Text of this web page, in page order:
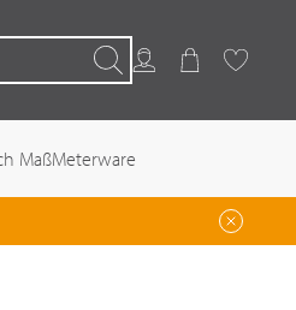
SuchenKundenkonto
WarenkorbFavoriten
MaßMeterware